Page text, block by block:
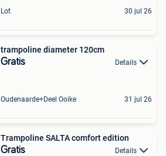
Lot 30 jul 26
trampoline diameter 120cm
Gratis Details
Oudenaarde+Deel Ooike 31 jul 26
Trampoline SALTA comfort edition
Gratis Details